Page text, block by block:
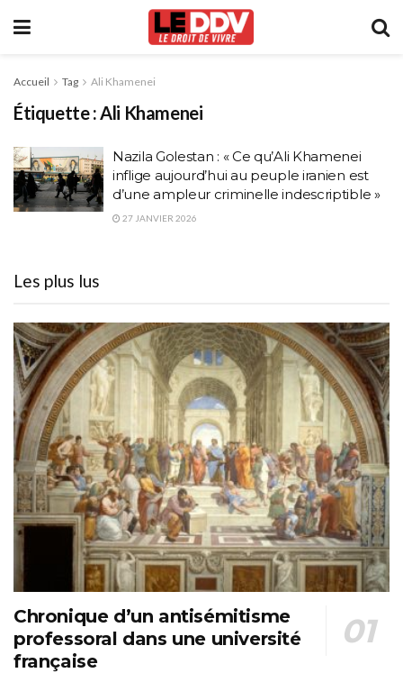
Accueil Tag Ali Khamenei
Étiquette :Ali Khamenei
Nazila Golestan : « Ce qu’Ali Khamenei
inflige aujourd’hui au peuple iranien est
d’une ampleur criminelle indescriptible »
27 JANVIER 2026
Les plus lus
Chronique d’un antisémitisme
professoral dans une université
française